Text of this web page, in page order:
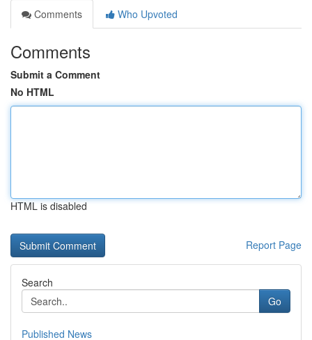
Comments
Who Upvoted
Comments
Submit a Comment
No HTML
HTML is disabled
Report Page
Search
Go
Published News